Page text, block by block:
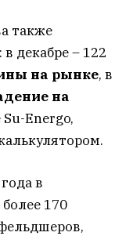
также
декабре – 122
на рынке, в
на
Energo,
в
более 170